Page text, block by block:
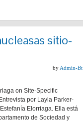
sitio-
by Admin-Bt
on Site-Specific
por Layla Parker-
Elorriaga. Ella está
de Sociedad y